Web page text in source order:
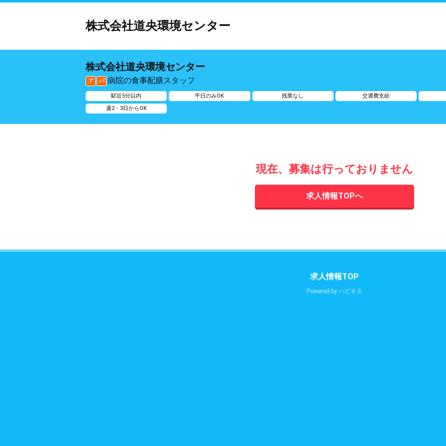
株式会社道央環境センター
株式会社道央環境センター
ア パ 病院の食事配膳スタッフ
駅近5分以内 平日のみOK 残業なし 交通費支給
週2・3日からOK
現在、募集は行っておりません
求人情報TOPへ
求人情報TOP
Powered by ハピキタ